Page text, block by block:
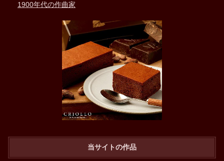
1900年代の作曲家
当サイトの作品